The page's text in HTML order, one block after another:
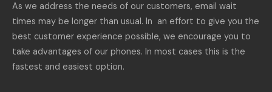
As we address the needs of our customers, email wait
times may be longer than usual. In an effort to give you the
best customer experience possible, we encourage you to
take advantages of our phones. In most cases this is the
fastest and easiest option.